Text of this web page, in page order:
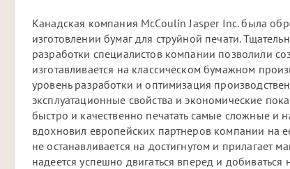
Канадская компания McCoulin Jasper Inc. была
изготовлении бумаг для струйной печати.
разработки специалистов компании позволили
изготавливается на классическом бумажном
уровень разработки и оптимизация
эксплуатационные свойства и экономические
быстро и качественно печатать самые сложные и
вдохновил европейских партнеров компании на
не останавливается на достигнутом и прилагает
надеется успешно двигаться вперед и